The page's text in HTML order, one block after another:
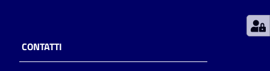
per
CONTATTI